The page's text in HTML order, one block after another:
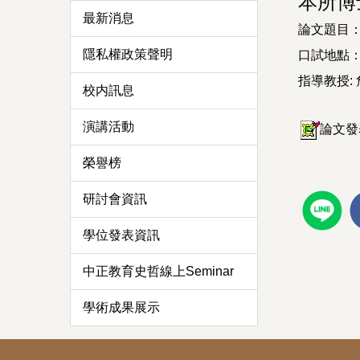
最新消息
隱私權政策聲明
校内訊息
演講活動
榮譽榜
研討會資訊
學位發表資訊
中正教育史哲線上Seminar
學術成果展示
論文題目
口試地點
指導教授:
論文